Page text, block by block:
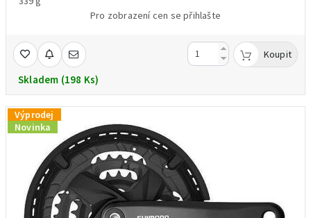
Pro zobrazení cen se přihlašte
Skladem (198 Ks)
Koupit
Výprodej
Novinka